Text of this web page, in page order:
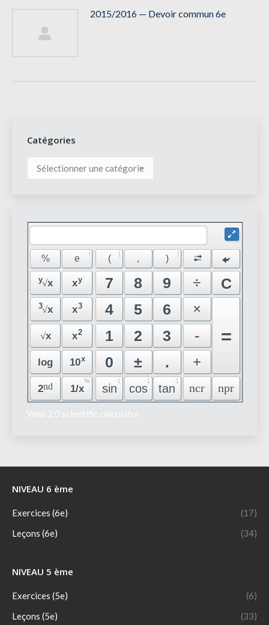
2015/2016 — Devoir commun 6e
Catégories
Catégories
Web 2.0 scientific calculator
NIVEAU 6 ème
Exercices (6e)
(17)
Leçons (6e)
(34)
NIVEAU 5 ème
Exercices (5e)
(6)
Leçons (5e)
(33)